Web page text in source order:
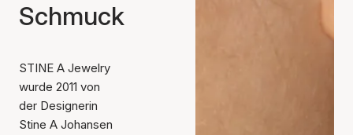
Schmuck
STINE A Jewelry
wurde 2011 von
der Designerin
Stine A Johansen